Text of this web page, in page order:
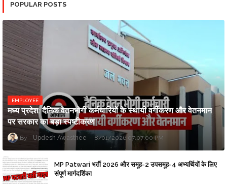
POPULAR POSTS
EMPLOYEE
मध्य प्रदेश: दैनिक वेतनभोगी कर्मचारियों के स्थायी वर्गीकरण और वेतनमान
पर सरकार का बड़ा स्पष्टीकरण
Updesh Awasthee 8/01/2026 07:07:00 PM
MP Patwari भर्ती 2026 और समूह-2 उपसमूह-4 अभ्यर्थियों के लिए
संपूर्ण मार्गदर्शिका